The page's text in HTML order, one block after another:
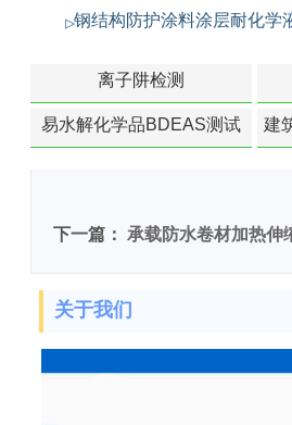
钢结构防护涂料涂层耐化学
离子阱检测
易水解化学品BDEAS测试
建
下一篇： 承载防水卷材加热伸
关于我们